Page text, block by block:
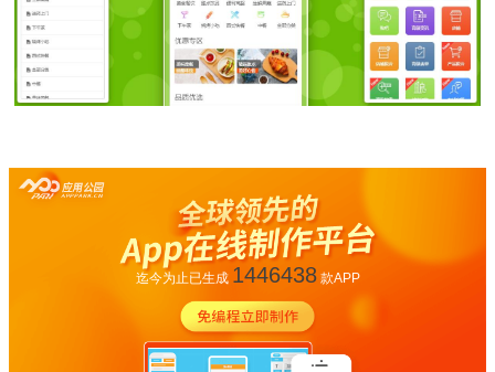
迄今为止已生成 1446438款APP